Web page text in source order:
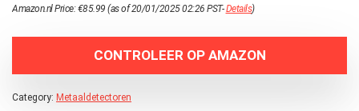
Amazon.nl Price:€85.99 (as of 20/01/2025 02:26 PST-Details)
CONTROLEER OP AMAZON
Category: Metaaldetectoren